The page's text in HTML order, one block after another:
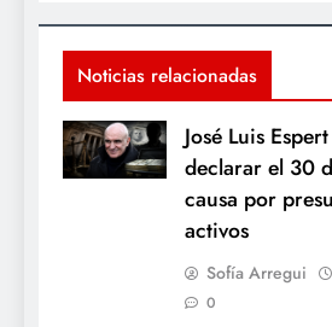
Noticias relacionadas
José Luis
declarar el 30
causa por
activos
Sofía Arregui
0